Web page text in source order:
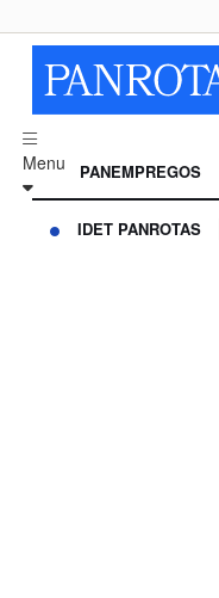
Menu PANEMPREGOS
IDET PANROTAS